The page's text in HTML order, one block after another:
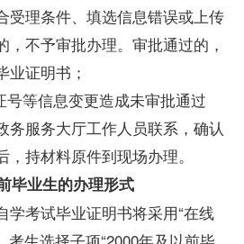
受理条件、填选信息错误或上传
，不予审批办理。审批通过的，
业证明书；
号等信息变更造成未审批通过
务服务大厅工作人员联系，确认
持材料原件到现场办理。
毕业生的办理形式
学考试毕业证明书将采用“在线